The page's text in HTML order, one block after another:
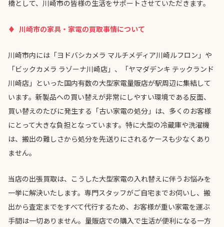
橋として、川崎市の皆様の生活をサポートさせていただきます。
川崎市の家具・家電の買取事情について
川崎市内には「ヨドバシカメラ マルチメディア川崎ルフロン」や
「ビックカメラ ラゾーナ川崎店」、「ヤマダデンキ テックランド
川崎店」といった国内有数の大型家電量販店が駅周辺に集結して
います。新製品への買い替えが非常にしやすい環境である反面、
買い替えのたびに発生する「古い家電の処分」は、多くのお客様
にとって大きな負担となっています。特に大型の冷蔵庫や洗濯機
は、搬出の難しさから処分を先送りにされるケースも少なくあり
ません。
当店の出張買取は、こうした大型家電の入れ替えに伴うお悩みを
一挙に解決いたします。専門スタッフがご自宅までお伺いし、搬
出から査定までをすべて代行するため、お客様が重い家電を運ぶ
手間は一切ありません。量販店での購入で生活が便利になる一方